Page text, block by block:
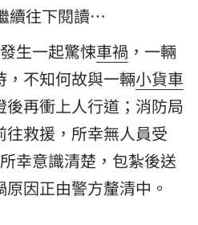
續往下閱讀…
生一起驚悚車禍 ，一輛
，不知何故與一輛小貨車
再衝上人行道；消防局
救援，所幸無人員受
幸意識清楚，包紮後送
因正由警方釐清中。